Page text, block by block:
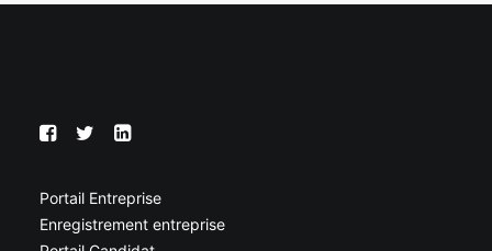
Portail Entreprise
Enregistrement entreprise